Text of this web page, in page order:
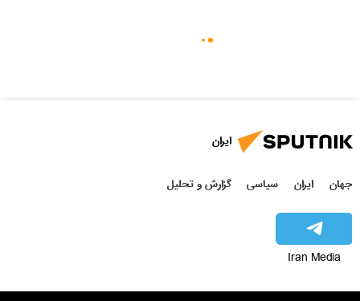
ایران
جهان ایران سیاسی گزارش و تحلیل
Iran Media